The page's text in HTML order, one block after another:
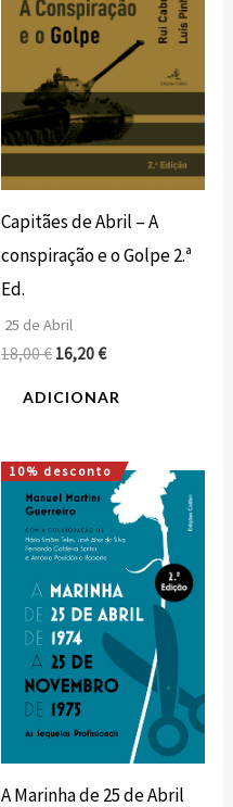
Capitães de Abril – A
conspiração e o Golpe 2.ª
Ed.
25 de Abril
18,00€ 16,20€
ADICIONAR
10% desconto
A Marinha de 25 de Abril
O
preço
original
era:
12,00 €.
O
preço
atual
é:
10,80 €.